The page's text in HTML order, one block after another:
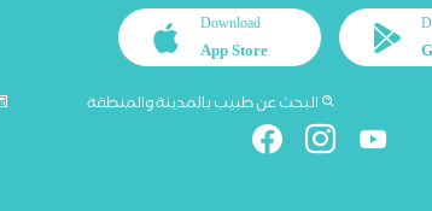
Download
App Store
البحث عن طبيب بالمدينة والمنطقة